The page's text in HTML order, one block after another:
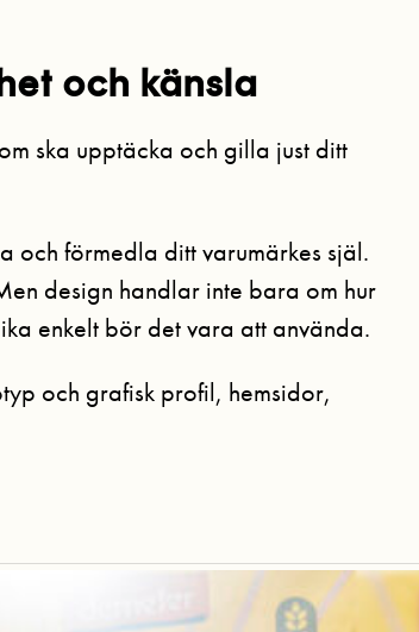
och känsla
ska upptäcka och gilla just ditt
och förmedla ditt varumärkes själ.
design handlar inte bara om hur
enkelt bör det vara att använda.
och grafisk profil, hemsidor,